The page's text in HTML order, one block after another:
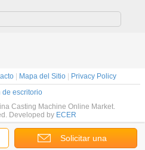
Solicitar una
| Mapa del Sitio|
Privacy Policy
de escritorio
Casting Machine Online Market.
Developed by ECER